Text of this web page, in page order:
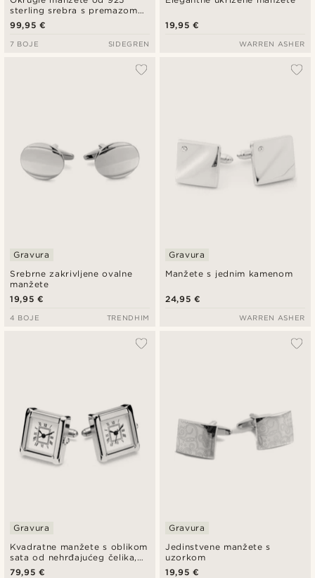
sterling srebra s premazom
od rodija i umetkom od
oniksa
99,95 €
7 BOJE SIDEGREN
19,95 €
WARREN ASHER
Srebrne zakrivljene ovalne
manžete
Gravura
19,95 €
4 BOJE TRENDHIM
Manžete s jednim kamenom
Gravura
24,95 €
WARREN ASHER
Kvadratne manžete s oblikom
sata od nehrđajućeg čelika,
srebrne boje
Gravura
79,95 €
Jedinstvene manžete s
uzorkom
Gravura
19,95 €